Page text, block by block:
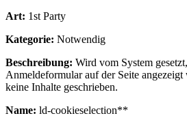
Art: 1st Party
Kategorie: Notwendig
Beschreibung: Wird vom System
Anmeldeformular auf der Seite
keine Inhalte geschrieben.
Name: ld-cookieselection**